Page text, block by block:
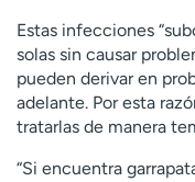
Estas infecciones
solas sin causar
pueden derivar en
adelante. Por esta
tratarlas de manera
“Si encuentra